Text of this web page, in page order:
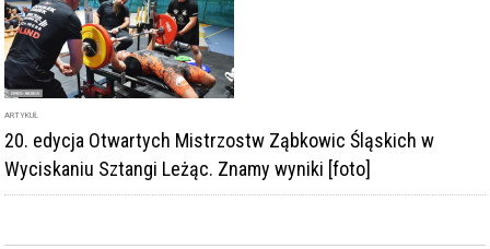
ARTYKUŁ
20. edycja Otwartych Mistrzostw Ząbkowic Śląskich w
Wyciskaniu Sztangi Leżąc. Znamy wyniki [foto]